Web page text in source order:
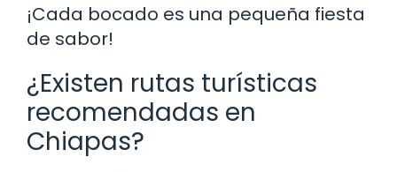
¡Cada bocado es una pequeña fiesta
de sabor!
¿Existen rutas turísticas
recomendadas en
Chiapas?